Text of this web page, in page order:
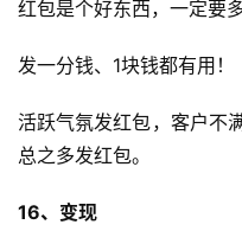
运
营
产
红包是个好东西，一定要
发一分钱、1块钱都有用！
活跃气氛发红包，客户不
总之多发红包。
16、变现